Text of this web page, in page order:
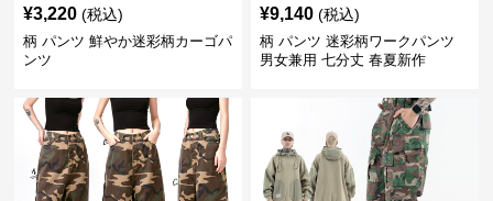
¥3,220 (税込)
柄 パンツ 鮮やか迷彩柄カーゴパ
ンツ
¥9,140 (税込)
柄 パンツ 迷彩柄ワークパンツ
男女兼用 七分丈 春夏新作